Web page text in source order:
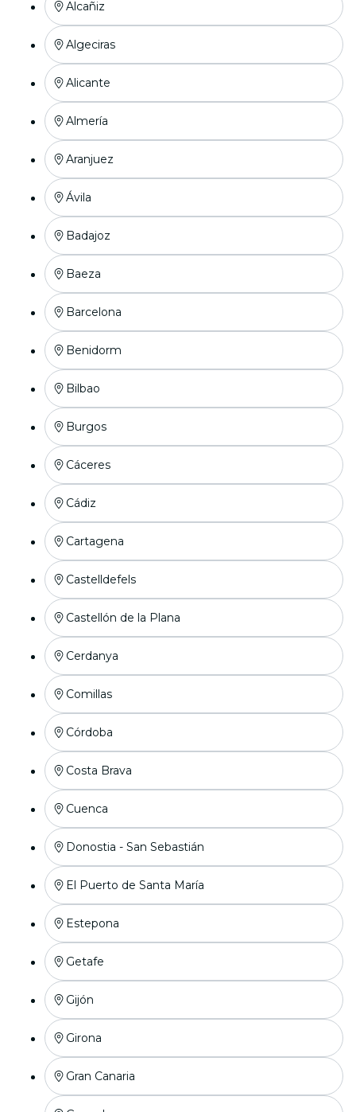
Alcañiz
Algeciras
Alicante
Almería
Aranjuez
Ávila
Badajoz
Baeza
Barcelona
Benidorm
Bilbao
Burgos
Cáceres
Cádiz
Cartagena
Castelldefels
Castellón de la Plana
Cerdanya
Comillas
Córdoba
Costa Brava
Cuenca
Donostia - San Sebastián
El Puerto de Santa María
Estepona
Getafe
Gijón
Girona
Gran Canaria